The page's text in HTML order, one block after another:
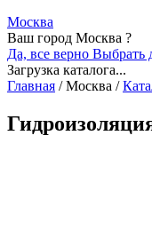
Москва
Ваш город Москва ?
Да, все верно Выбрать
Загрузка каталога...
Главная /Москва /